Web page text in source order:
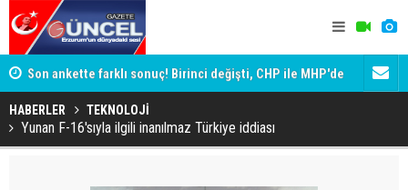
Son ankette farklı sonuç! Birinci değişti, CHP ile MHP'de
büyük kayıp
HABERLER TEKNOLOJİ
Yunan F-16'sıyla ilgili inanılmaz Türkiye iddiası